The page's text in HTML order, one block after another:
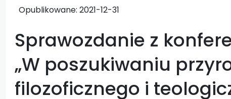
Opublikowane: 2021-12-31
Sprawozdanie z
„W poszukiwaniu
filozoficznego i